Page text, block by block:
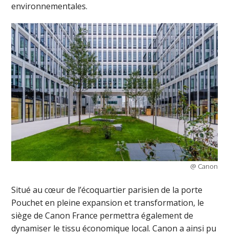
environnementales.
@ Canon
Situé au cœur de l’écoquartier parisien de la porte
Pouchet en pleine expansion et transformation, le
siège de Canon France permettra également de
dynamiser le tissu économique local. Canon a ainsi pu